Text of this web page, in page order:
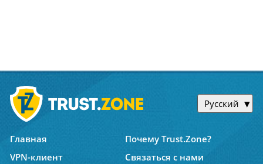
Русский
Главная
Почему Trust.Zone?
VPN-клиент
Связаться с нами